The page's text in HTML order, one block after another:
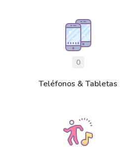
0
Teléfonos & Tabletas